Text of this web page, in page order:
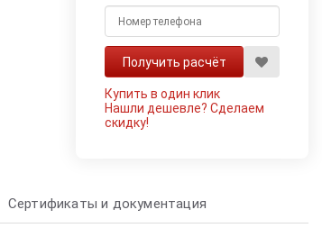
Купить в один клик
Нашли дешевле?Сделаем
скидку!
Сертификаты и документация